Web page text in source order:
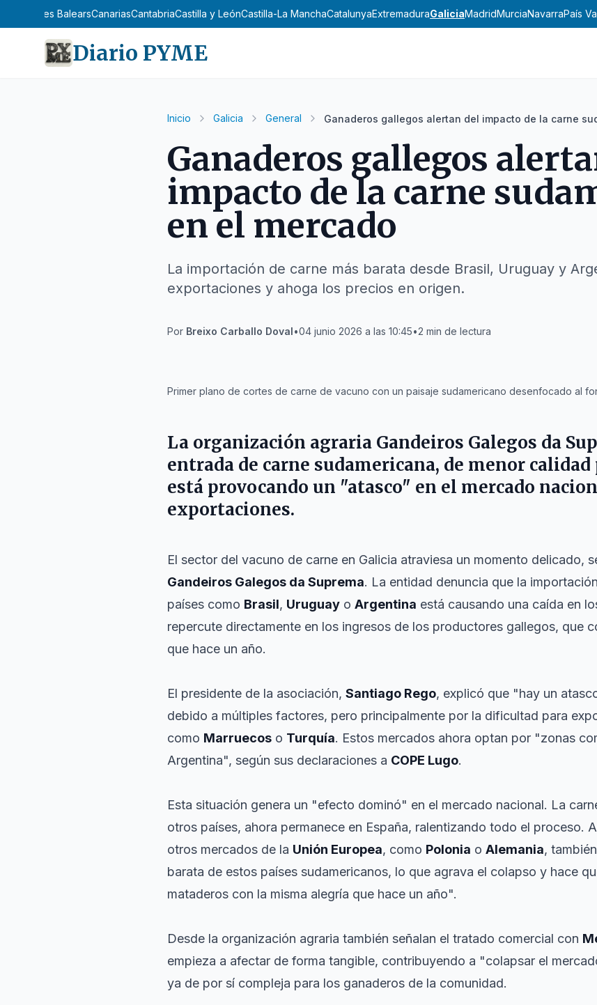
Illes BalearsCanariasCantabriaCastilla y LeónCastilla-La ManchaCatalunyaExtremaduraGaliciaMadridMurciaNavarraPaís
Diario PYME
Inicio Galicia General Ganaderos gallegos alertan del impacto de la carne
Ganaderos gallegos
impacto de la carne
en el mercado
La importación de carne más barata desde Brasil, Uruguay y
exportaciones y ahoga los precios en origen.
Por Breixo Carballo Doval•04 junio 2026 a las 10:45•2 min de lectura
Primer plano de cortes de carne de vacuno con un paisaje sudamericano desenfocado al
La organización agraria Gandeiros Galegos da
entrada de carne sudamericana, de menor calidad
está provocando un "atasco" en el mercado
exportaciones.
El sector del vacuno de carne en Galicia atraviesa un momento delicado,
Gandeiros Galegos da Suprema. La entidad denuncia que la
países como Brasil, Uruguay o Argentina está causando una caída en
repercute directamente en los ingresos de los productores gallegos, que
que hace un año.
El presidente de la asociación, Santiago Rego, explicó que "hay un
debido a múltiples factores, pero principalmente por la dificultad para
como Marruecos o Turquía. Estos mercados ahora optan por "zonas
Argentina", según sus declaraciones a COPE Lugo.
Esta situación genera un "efecto dominó" en el mercado nacional. La
otros países, ahora permanece en España, ralentizando todo el proceso.
otros mercados de la Unión Europea, como Polonia o Alemania,
barata de estos países sudamericanos, lo que agrava el colapso y hace
mataderos con la misma alegría que hace un año".
Desde la organización agraria también señalan el tratado comercial con
empieza a afectar de forma tangible, contribuyendo a "colapsar el
ya de por sí compleja para los ganaderos de la comunidad.